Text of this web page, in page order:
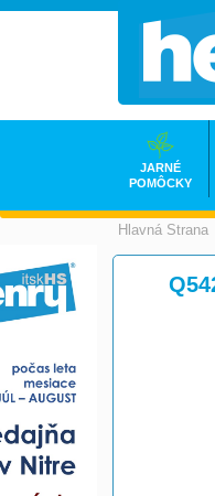
Hlavná Strana
JARNÉ
POMÔCKY